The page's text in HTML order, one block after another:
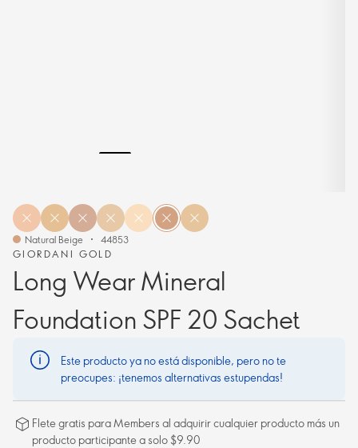
GIORDANI GOLD
Long Wear Mineral
Foundation SPF 20 Sachet
Natural Beige 44853
Este producto ya no está disponible, pero no te
preocupes: ¡tenemos alternativas estupendas!
Flete gratis para Members al adquirir cualquier producto más un
producto participante a solo $9.90